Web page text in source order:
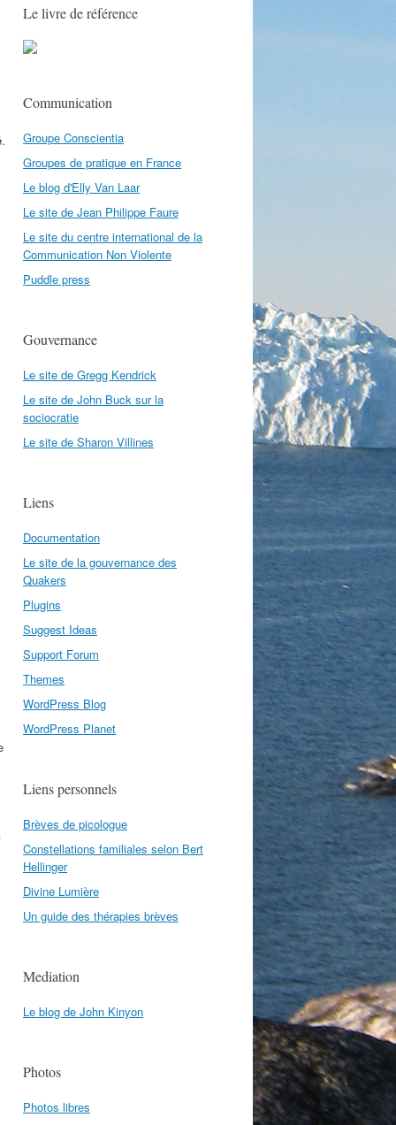
.
Le livre de référence
Communication
Groupe Conscientia
Groupes de pratique en France
Le blog d'Elly Van Laar
Le site de Jean Philippe Faure
Le site du centre international de la
Communication Non Violente
Puddle press
Gouvernance
Le site de Gregg Kendrick
Le site de John Buck sur la
sociocratie
Le site de Sharon Villines
Liens
Documentation
Le site de la gouvernance des
Quakers
Plugins
Suggest Ideas
Support Forum
Themes
WordPress Blog
WordPress Planet
Liens personnels
Brèves de picologue
Constellations familiales selon Bert
Hellinger
Divine Lumière
Un guide des thérapies brèves
Mediation
Le blog de John Kinyon
Photos
Photos libres